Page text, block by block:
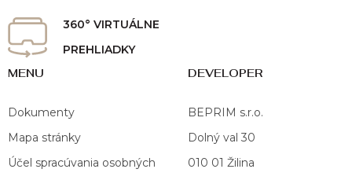
360° VIRTUÁLNE
PREHLIADKY
MENU
Dokumenty
Mapa stránky
Účel spracúvania osobných
DEVELOPER
BEPRIM s.r.o.
Dolný val 30
010 01 Žilina